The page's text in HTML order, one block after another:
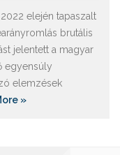
elején tapaszalt
brutális
jelentett a magyar
egyensúly
elemzések
»